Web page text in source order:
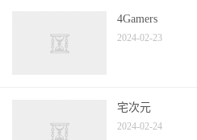
4Gamers
2024-02-23
宅次元
2024-02-24